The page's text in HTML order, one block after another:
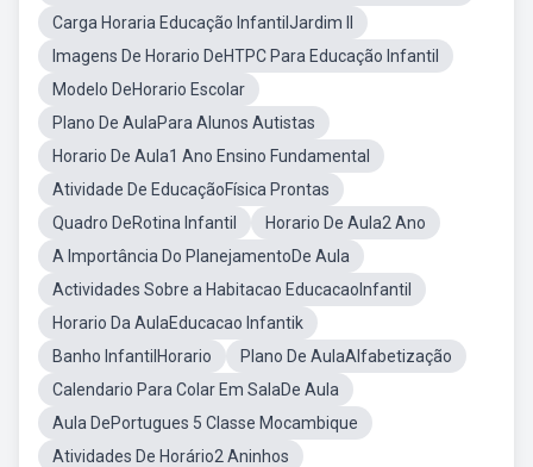
Carga Horaria Educação InfantilJardim II
Imagens De Horario DeHTPC Para Educação Infantil
Modelo DeHorario Escolar
Plano De AulaPara Alunos Autistas
Horario De Aula1 Ano Ensino Fundamental
Atividade De EducaçãoFísica Prontas
Quadro DeRotina Infantil
Horario De Aula2 Ano
A Importância Do PlanejamentoDe Aula
Actividades Sobre a Habitacao EducacaoInfantil
Horario Da AulaEducacao Infantik
Banho InfantilHorario
Plano De AulaAlfabetização
Calendario Para Colar Em SalaDe Aula
Aula DePortugues 5 Classe Mocambique
Atividades De Horário2 Aninhos